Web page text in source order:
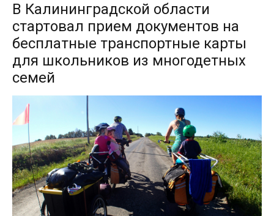
В Калининградской области
стартовал прием документов на
бесплатные транспортные карты
для школьников из многодетных
семей